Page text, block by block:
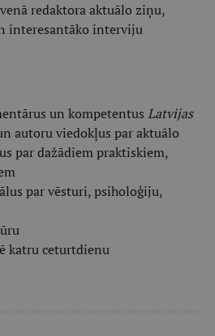
redaktora aktuālo ziņu,
interesantāko interviju
un kompetentus Latvijas
autoru viedokļus par aktuālo
par dažādiem praktiskiem,
par vēsturi, psiholoģiju,
katru ceturtdienu